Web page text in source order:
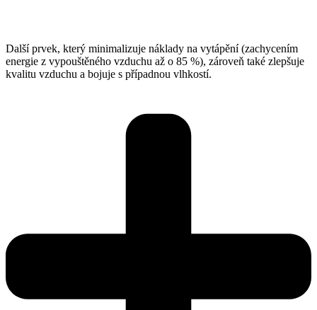
Další prvek, který minimalizuje náklady na vytápění (zachycením
energie z vypouštěného vzduchu až o 85 %), zároveň také zlepšuje
kvalitu vzduchu a bojuje s případnou vlhkostí.